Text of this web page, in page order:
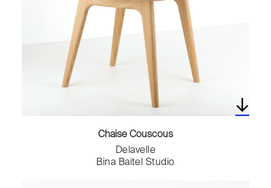
Chaise Couscous
Delavelle
Bina Baitel Studio